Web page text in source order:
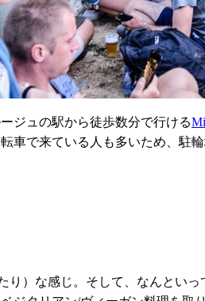
ジュの駅から徒歩数分で行ける
車で来ている人も多いため、駐輪
り）な感じ。そして、なんとい